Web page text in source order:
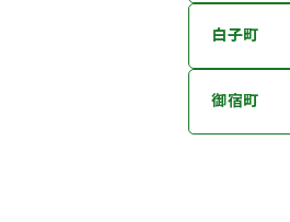
白子町
御宿町